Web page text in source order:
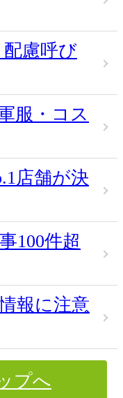
配慮呼び
服・コス
店舗が決
100件超
報に注意
プへ